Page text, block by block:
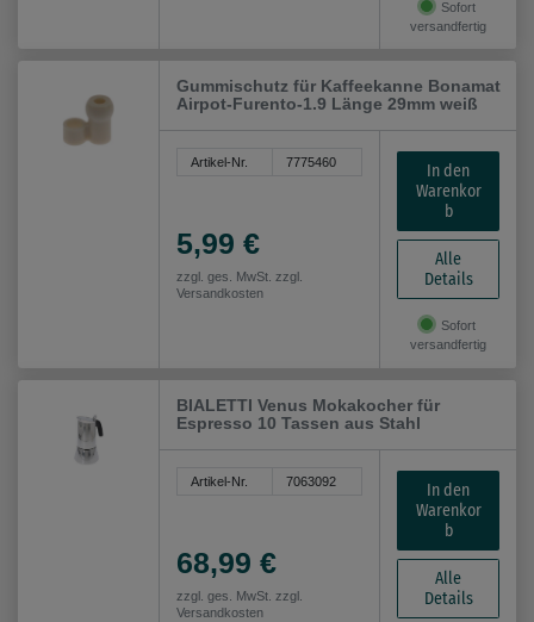
Sofort
versandfertig
Gummischutz für Kaffeekanne Bonamat
Airpot-Furento-1.9 Länge 29mm weiß
Artikel-Nr. 7775460
5,99 €
zzgl. ges. MwSt. zzgl.
Versandkosten
In den
Warenkor
b
Alle
Details
Sofort
versandfertig
BIALETTI Venus Mokakocher für
Espresso 10 Tassen aus Stahl
Artikel-Nr. 7063092
68,99 €
zzgl. ges. MwSt. zzgl.
Versandkosten
In den
Warenkor
b
Alle
Details